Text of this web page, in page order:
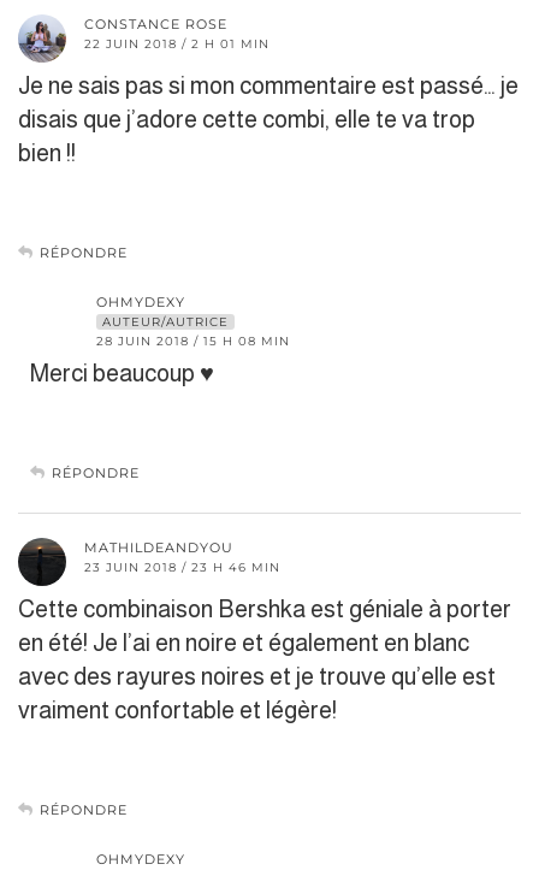
CONSTANCE ROSE
22 JUIN 2018 / 2 H 01 MIN
Je ne sais pas si mon commentaire est passé… je
disais que j’adore cette combi, elle te va trop
bien !!
RÉPONDRE
OHMYDEXY
AUTEUR/AUTRICE
28 JUIN 2018 / 15 H 08 MIN
Merci beaucoup ♥
RÉPONDRE
MATHILDEANDYOU
23 JUIN 2018 / 23 H 46 MIN
Cette combinaison Bershka est géniale à porter
en été! Je l’ai en noire et également en blanc
avec des rayures noires et je trouve qu’elle est
vraiment confortable et légère!
RÉPONDRE
OHMYDEXY